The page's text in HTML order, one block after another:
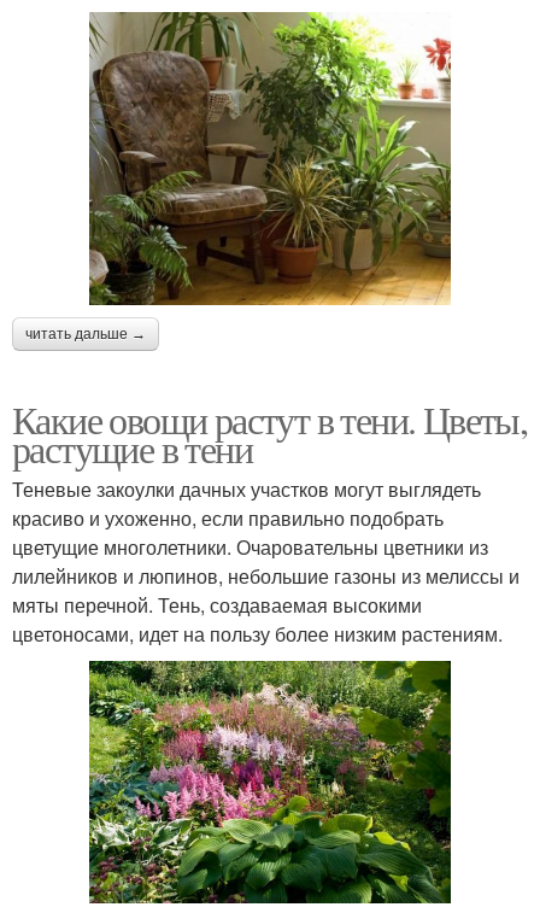
читать дальше →
Какие овощи растут в тени. Цветы,
растущие в тени
Теневые закоулки дачных участков могут выглядеть
красиво и ухоженно, если правильно подобрать
цветущие многолетники. Очаровательны цветники из
лилейников и люпинов, небольшие газоны из мелиссы и
мяты перечной. Тень, создаваемая высокими
цветоносами, идет на пользу более низким растениям.